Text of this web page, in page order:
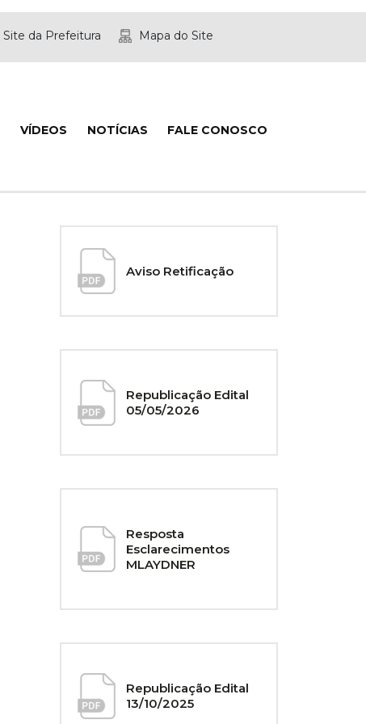
Site da Prefeitura Mapa do Site
VÍDEOS NOTÍCIAS FALE CONOSCO
Aviso Retificação
Republicação Edital
05/05/2026
Resposta
Esclarecimentos
MLAYDNER
Republicação Edital
13/10/2025